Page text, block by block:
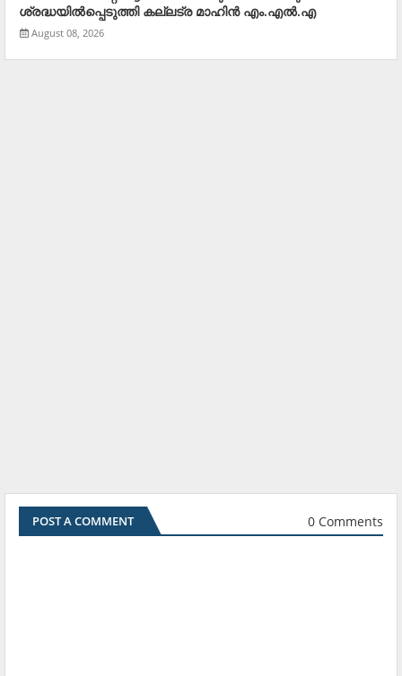
ശ്രദ്ധയില്‍പ്പെടുത്തി കല്ലട്ര മാഹിന്‍ എം.എല്‍.എ
August 08, 2026
POST A COMMENT 0 Comments